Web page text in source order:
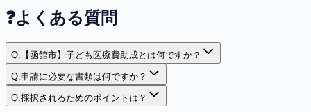
❓よくある質問
Q. 【函館市】子ども医療費助成とは何ですか？
Q.申請に必要な書類は何ですか？
Q.採択されるためのポイントは？